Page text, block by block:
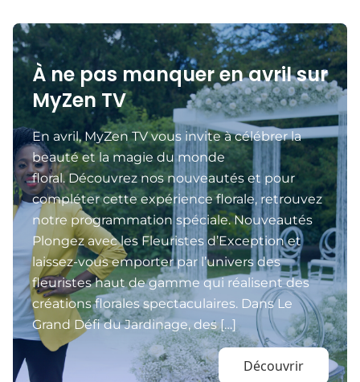
À ne pas manquer en avril sur
MyZen TV
En avril, MyZen TV vous invite à célébrer la
beauté et la magie du monde
floral. Découvrez nos nouveautés et pour
compléter cette expérience florale, retrouvez
notre programmation spéciale. Nouveautés
Plongez avec les Fleuristes d’Exception et
laissez-vous emporter par l’univers des
fleuristes haut de gamme qui réalisent des
créations florales spectaculaires. Dans Le
Grand Défi du Jardinage, des […]
Découvrir